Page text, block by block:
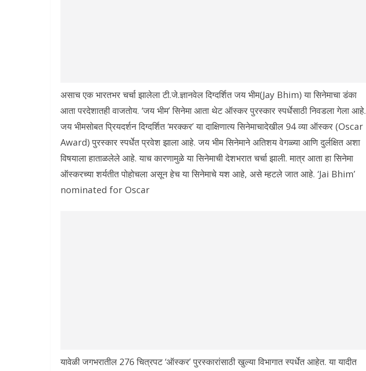
असाच एक भारतभर चर्चा झालेला टी.जे.ज्ञानवेल दिग्दर्शित जय भीम(Jay Bhim) या सिनेमाचा डंका
आता परदेशातही वाजतोय. ‘जय भीम’ सिनेमा आता थेट ऑस्कर पुरस्कार स्पर्धेसाठी निवडला गेला आहे.
जय भीमसोबत प्रियदर्शन दिग्दर्शित ‘मरक्कर’ या दाक्षिणात्य सिनेमाचादेखील 94 व्या ऑस्कर (Oscar
Award) पुरस्कार स्पर्धेत प्रवेश झाला आहे. जय भीम सिनेमाने अतिशय वेगळ्या आणि दुर्लक्षित अशा
विषयाला हाताळलेले आहे. याच कारणामुळे या सिनेमाची देशभरात चर्चा झाली. मात्र आता हा सिनेमा
ऑस्करच्या शर्यतीत पोहोचला असून हेच या सिनेमाचे यश आहे, असे म्हटले जात आहे. ‘Jai Bhim’
nominated for Oscar
यावेळी जगभरातील 276 चित्रपट ‘ऑस्कर’ पुरस्कारांसाठी खुल्या विभागात स्पर्धेत आहेत. या यादीत